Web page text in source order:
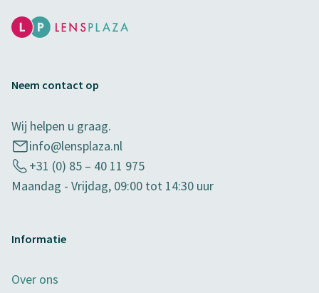
Neem contact op
Wij helpen u graag.
info@lensplaza.nl
+31 (0) 85 – 40 11 975
Maandag - Vrijdag, 09:00 tot 14:30 uur
Informatie
Over ons